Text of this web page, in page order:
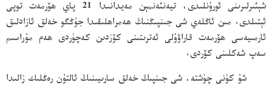
شېئىرلىرىنى ئورۇنلىدى، تيەنئەنمېن مەيدانىدا 21 پاي ھۆرمەت توپى
ئېتىلدى. مىن ئاڭلەي شى جىنپىڭنىڭ ھەمراھلىقىدا جۇڭگو خەلق ئازادلىق
ئارمىيەسى ھۆرمەت قاراۋۇلى ئەترىتىنى كۆزدىن كەچۈردى ھەم مۇراسىم
سەپ شەكلىنى كۆردى.
شۇ كۈنى چۈشتە، شى جىنپىڭ خەلق سارىيىنىڭ ئالتۇن رەڭلىك زالىدا